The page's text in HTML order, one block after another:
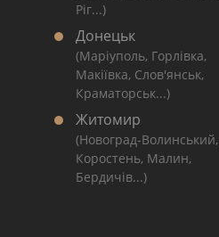
Ріг...)
Донецьк
(Маріуполь, Горлівка,
Макіївка, Слов'янськ,
Краматорськ...)
Житомир
(Новоград-Волинський,
Коростень, Малин,
Бердичів...)